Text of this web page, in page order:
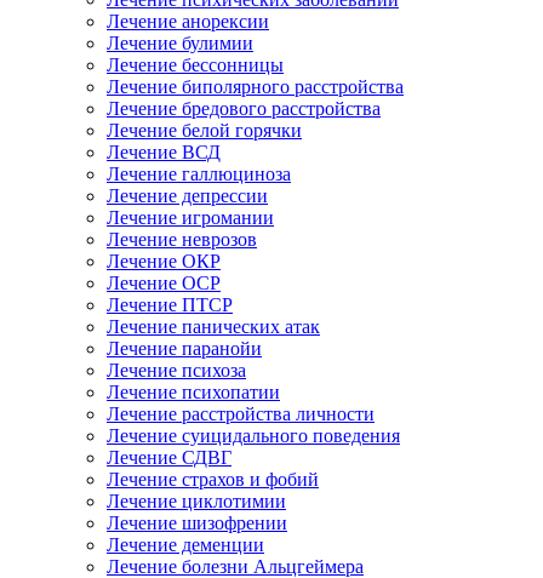
Лечение анорексии
Лечение булимии
Лечение бессонницы
Лечение биполярного расстройства
Лечение бредового расстройства
Лечение белой горячки
Лечение ВСД
Лечение галлюциноза
Лечение депрессии
Лечение игромании
Лечение неврозов
Лечение ОКР
Лечение ОСР
Лечение ПТСР
Лечение панических атак
Лечение паранойи
Лечение психоза
Лечение психопатии
Лечение расстройства личности
Лечение суицидального поведения
Лечение СДВГ
Лечение страхов и фобий
Лечение циклотимии
Лечение шизофрении
Лечение деменции
Лечение болезни Альцгеймера